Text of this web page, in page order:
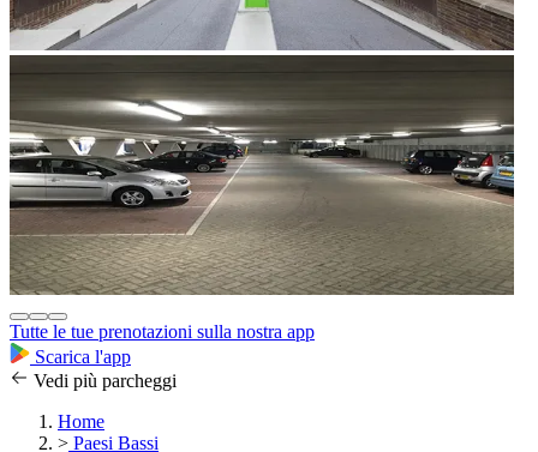
Tutte le tue prenotazioni sulla nostra app
Scarica l'app
Vedi più parcheggi
Home
> Paesi Bassi